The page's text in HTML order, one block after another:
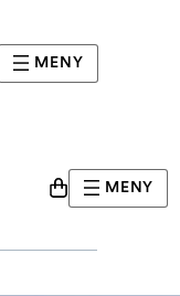
MENY
MENY